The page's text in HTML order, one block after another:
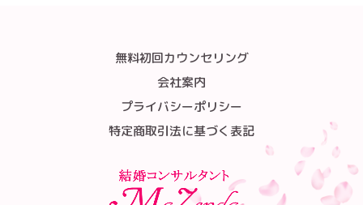
無料初回カウンセリング
会社案内
プライバシーポリシー
特定商取引法に基づく表記